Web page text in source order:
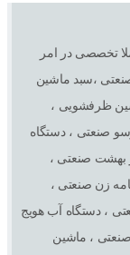
و بصورت کاملا تخصصی در امر
،سبد ماشین
ظرفشویی ،
صنعتی ، دستگاه
بهشت صنعتی ،
زن صنعتی ،
، دستگاه آب هویج
، ماشین